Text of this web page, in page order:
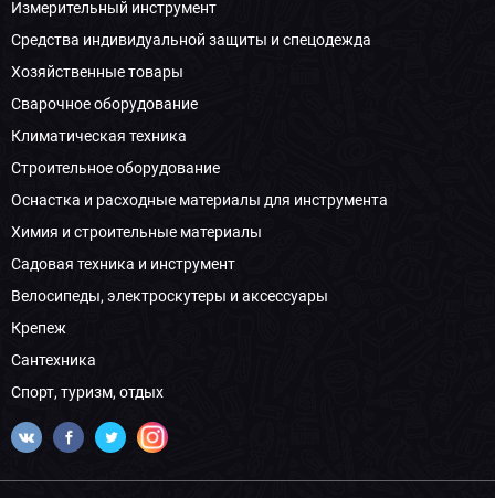
Измерительный инструмент
Средства индивидуальной защиты и спецодежда
Хозяйственные товары
Сварочное оборудование
Климатическая техника
Строительное оборудование
Оснастка и расходные материалы для инструмента
Химия и строительные материалы
Садовая техника и инструмент
Велосипеды, электроскутеры и аксессуары
Крепеж
Сантехника
Спорт, туризм, отдых